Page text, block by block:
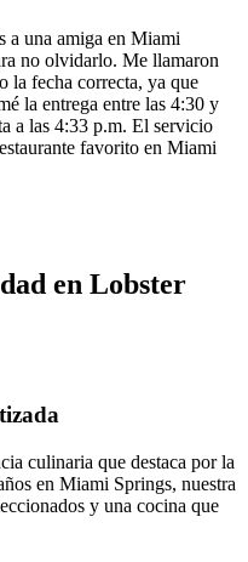
a una amiga en Miami
no olvidarlo. Me llamaron
la fecha correcta, ya que
la entrega entre las 4:30 y
a las 4:33 p.m. El servicio
favorito en Miami
en Lobster
culinaria que destaca por la
en Miami Springs, nuestra
y una cocina que